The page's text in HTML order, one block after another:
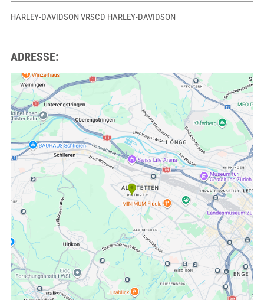
HARLEY-DAVIDSON VRSCD HARLEY-DAVIDSON
ADRESSE: